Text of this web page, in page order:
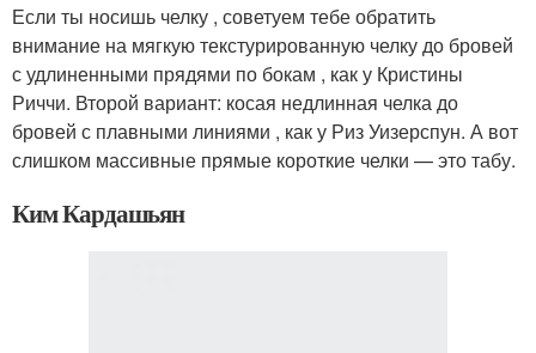
Если ты носишь челку , советуем тебе обратить
внимание на мягкую текстурированную челку до бровей
с удлиненными прядями по бокам , как у Кристины
Риччи. Второй вариант: косая недлинная челка до
бровей с плавными линиями , как у Риз Уизерспун. А вот
слишком массивные прямые короткие челки — это табу.
Ким Кардашьян